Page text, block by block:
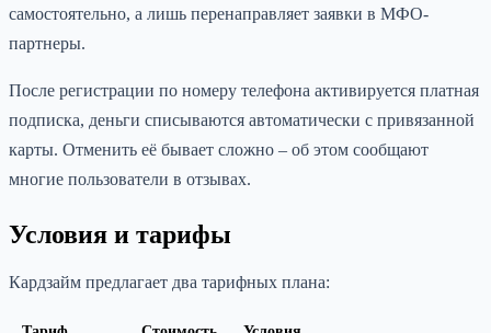
самостоятельно, а лишь перенаправляет заявки в МФО-
партнеры.
После регистрации по номеру телефона активируется платная
подписка, деньги списываются автоматически с привязанной
карты. Отменить её бывает сложно – об этом сообщают
многие пользователи в отзывах.
Условия и тарифы
Кардзайм предлагает два тарифных плана: